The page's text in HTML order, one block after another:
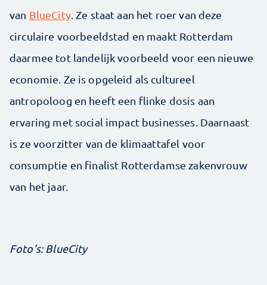
van BlueCity. Ze staat aan het roer van deze
circulaire voorbeeldstad en maakt Rotterdam
daarmee tot landelijk voorbeeld voor een nieuwe
economie. Ze is opgeleid als cultureel
antropoloog en heeft een flinke dosis aan
ervaring met social impact businesses. Daarnaast
is ze voorzitter van de klimaattafel voor
consumptie en finalist Rotterdamse zakenvrouw
van het jaar.
Foto’s: BlueCity